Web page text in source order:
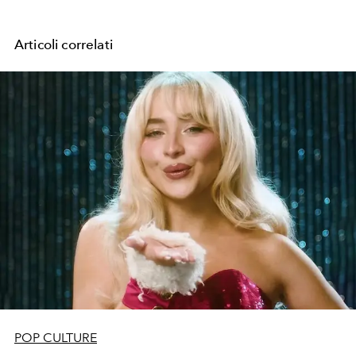
Articoli correlati
POP CULTURE